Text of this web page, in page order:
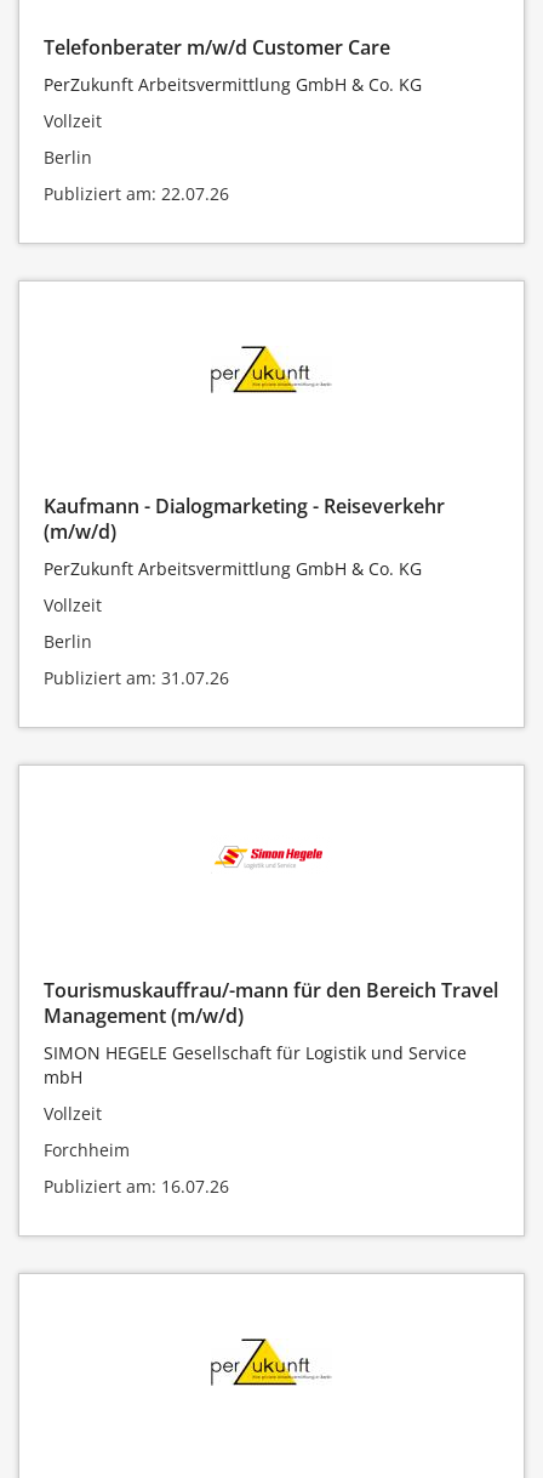
Telefonberater m/w/d Customer Care
PerZukunft Arbeitsvermittlung GmbH & Co. KG
Vollzeit
Berlin
Publiziert am: 22.07.26
Kaufmann - Dialogmarketing - Reiseverkehr
(m/w/d)
PerZukunft Arbeitsvermittlung GmbH & Co. KG
Vollzeit
Berlin
Publiziert am: 31.07.26
Tourismuskauffrau/-mann für den Bereich Travel
Management (m/w/d)
SIMON HEGELE Gesellschaft für Logistik und Service
mbH
Vollzeit
Forchheim
Publiziert am: 16.07.26